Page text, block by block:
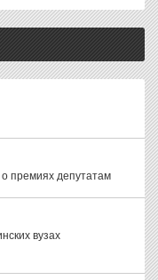
премиях депутатам
вузах